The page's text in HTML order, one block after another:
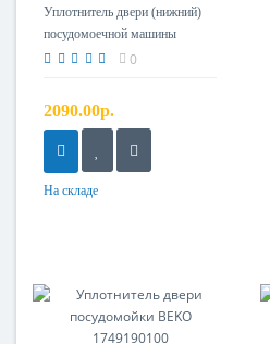
Уплотнитель двери (нижний)
посудомоечной машины
INDESIT, ARISTON 60см, зам.
C00141317, нет в
документации)
0
2090.00р.
На складе